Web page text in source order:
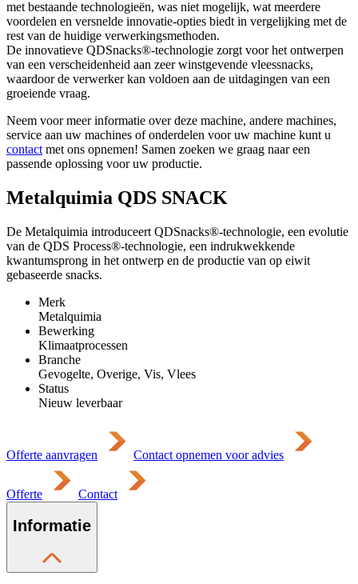
met bestaande technologieën, was niet mogelijk, wat meerdere
voordelen en versnelde innovatie-opties biedt in vergelijking met de
rest van de huidige verwerkingsmethoden.
De innovatieve QDSnacks®-technologie zorgt voor het ontwerpen
van een verscheidenheid aan zeer winstgevende vleessnacks,
waardoor de verwerker kan voldoen aan de uitdagingen van een
groeiende vraag.
Neem voor meer informatie over deze machine, andere machines,
service aan uw machines of onderdelen voor uw machine kunt u
contact met ons opnemen! Samen zoeken we graag naar een
passende oplossing voor uw productie.
Metalquimia QDS SNACK
De Metalquimia introduceert QDSnacks®-technologie, een evolutie
van de QDS Process®-technologie, een indrukwekkende
kwantumsprong in het ontwerp en de productie van op eiwit
gebaseerde snacks.
Merk
Metalquimia
Bewerking
Klimaatprocessen
Branche
Gevogelte, Overige, Vis, Vlees
Status
Nieuw leverbaar
Offerte aanvragen Contact opnemen voor advies
Offerte Contact
Informatie